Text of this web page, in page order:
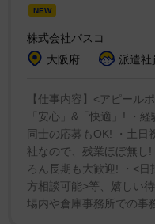
た。改めて生原稿のす
労も思い出して、甘酸
し、長谷川氏は「迫力
個性派作品がそろうだ
展のテーマ設定は難航
タジー、王道学園ラブ
ろ話し合って『パーテ
NEW
株式会社パスコ
大阪府
派遣社
【仕事内容】<アピール
「安心」&「快適」! ・
同士の応募もOK! ・土日
社なので、残業ほぼ無し
ろん長期も大歓迎! ・<日
方相談可能>等、嬉しい
場内や倉庫事務所での事